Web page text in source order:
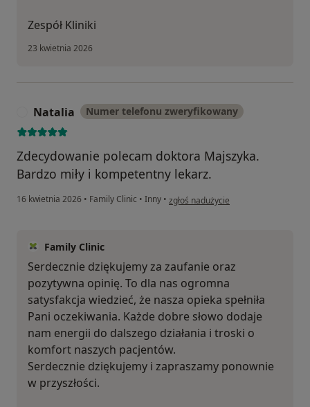
Zespół Kliniki
23 kwietnia 2026
Natalia Numer telefonu zweryfikowany
Zdecydowanie polecam doktora Majszyka.
Bardzo miły i kompetentny lekarz.
16 kwietnia 2026 • Family Clinic • Inny • w opinii użytkownika Natalia
zgłoś nadużycie
Family Clinic
Serdecznie dziękujemy za zaufanie oraz
pozytywna opinię. To dla nas ogromna
satysfakcja wiedzieć, że nasza opieka spełniła
Pani oczekiwania. Każde dobre słowo dodaje
nam energii do dalszego działania i troski o
komfort naszych pacjentów.
Serdecznie dziękujemy i zapraszamy ponownie
w przyszłości.